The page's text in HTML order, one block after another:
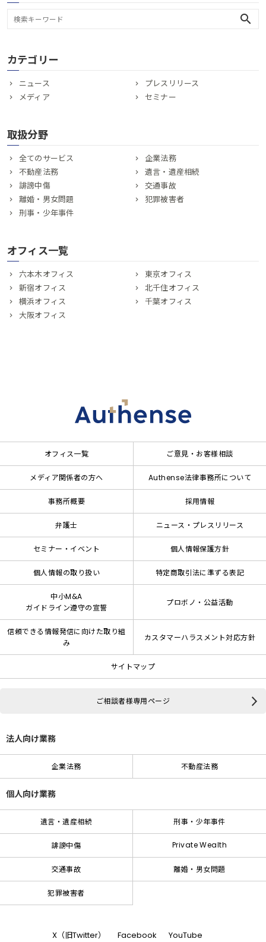
search
カテゴリー
ニュース
プレスリリース
メディア
セミナー
取扱分野
全てのサービス
企業法務
不動産法務
遺言・遺産相続
誹謗中傷
交通事故
離婚・男女問題
犯罪被害者
刑事・少年事件
オフィス一覧
六本木オフィス
東京オフィス
新宿オフィス
北千住オフィス
横浜オフィス
千葉オフィス
大阪オフィス
オフィス一覧 ご意見・お客様相談
メディア関係者の方へ Authense法律事務所について
事務所概要 採用情報
弁護士 ニュース・プレスリリース
セミナー・イベント 個人情報保護方針
個人情報の取り扱い 特定商取引法に準ずる表記
中小M&A
ガイドライン遵守の宣誓
プロボノ・公益活動
信頼できる情報発信に向けた取り組
み
カスタマーハラスメント対応方針
サイトマップ
ご相談者様専用ページ
法人向け業務
企業法務 不動産法務
個人向け業務
遺言・遺産相続 刑事・少年事件
誹謗中傷 Private Wealth
交通事故 離婚・男女問題
犯罪被害者
X（旧Twitter） Facebook YouTube